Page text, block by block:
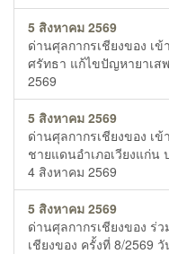
5 สิงหาคม 2569
ด่านศุลกากรเชียงของ เ
ศรัทธา แก้ไขปัญหายาเ
2569
5 สิงหาคม 2569
ด่านศุลกากรเชียงของ เ
ชายแดนอำเภอเวียงแก่น
4 สิงหาคม 2569
5 สิงหาคม 2569
ด่านศุลกากรเชียงของ ร่
เชียงของ ครั้งที่ 8/2569